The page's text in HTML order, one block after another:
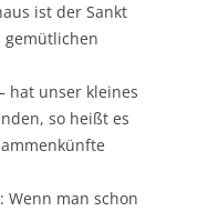
ist der Sankt
gemütlichen
hat unser kleines
so heißt es
Wenn man schon